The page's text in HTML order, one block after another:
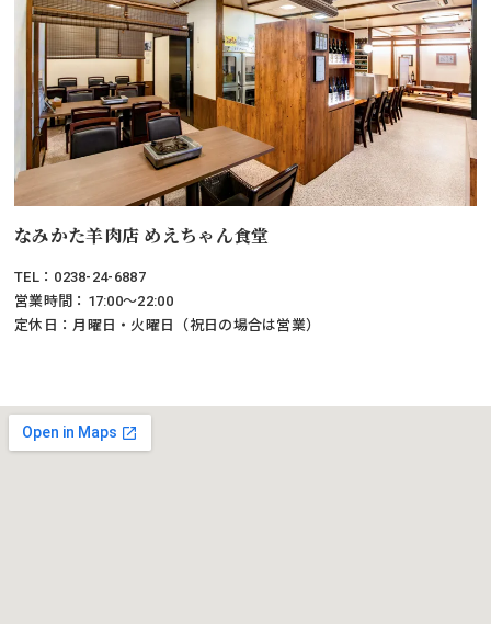
なみかた羊肉店 めえちゃん食堂
TEL：0238-24-6887
営業時間：17:00～22:00
定休日：月曜日・火曜日（祝日の場合は営業）